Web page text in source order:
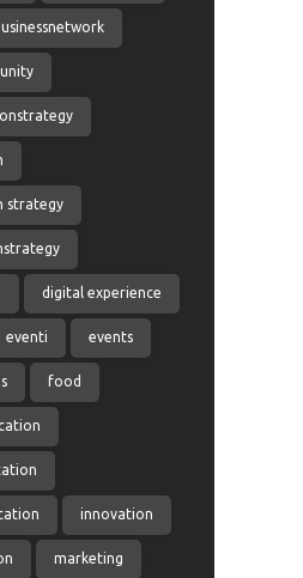
strategy
digital experience
eventi events
food
innovation
marketing